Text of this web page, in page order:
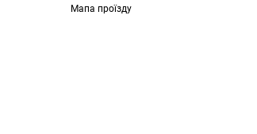
Мапа проїзду